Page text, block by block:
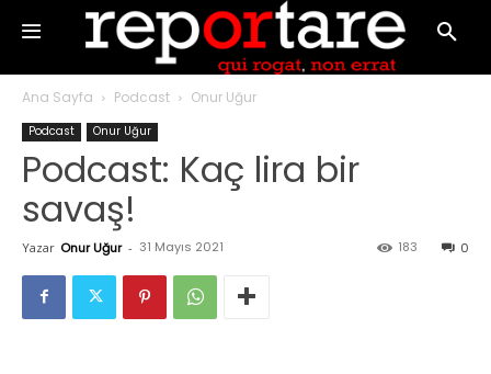
Ana Sayfa Podcast Onur Uğur
Podcast Onur Uğur
Podcast: Kaç lira bir
savaş!
Yazar Onur Uğur - 31 Mayıs 2021 0
183